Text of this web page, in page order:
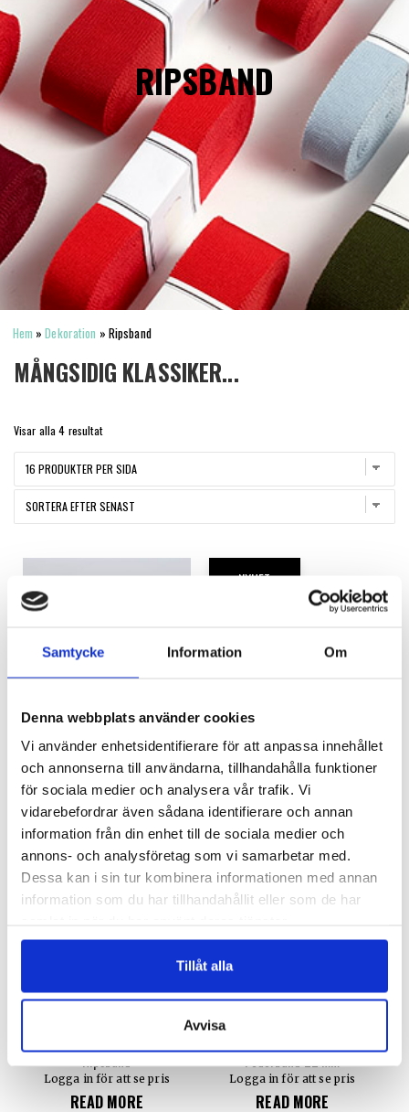
Samtycke Information Om
Denna webbplats använder cookies
Vi använder enhetsidentifierare för att anpassa innehållet
och annonserna till användarna, tillhandahålla funktioner
för sociala medier och analysera vår trafik. Vi
vidarebefordrar även sådana identifierare och annan
information från din enhet till de sociala medier och
annons- och analysföretag som vi samarbetar med.
Dessa kan i sin tur kombinera informationen med annan
information som du har tillhandahållit eller som de har
Tillåt alla
Avvisa
RIPSBAND
Hem »Dekoration » Ripsband
MÅNGSIDIG KLASSIKER...
Visar alla 4 resultatSortera
efter
senaste
Hattband 3900 – Tillfälligt
sortiment
Logga in för att se pris
VÄLJ ALTERNATIV
NYHET
Ripsband Stärkt
Logga in för att se pris
VÄLJ ALTERNATIV
Ripsband
Logga in för att se pris
READ MORE
Foderband 22 mm
Logga in för att se pris
READ MORE